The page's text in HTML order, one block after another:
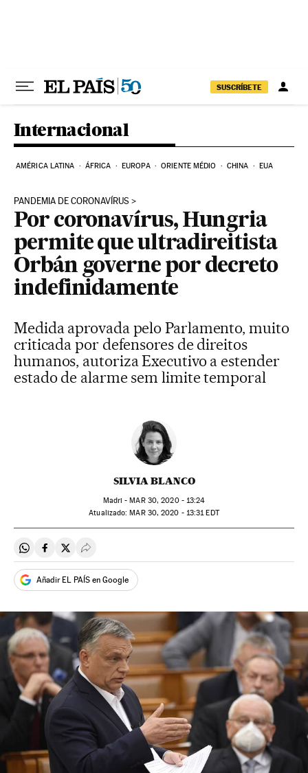
SUSCRÍBETE
Internacional
AMÉRICA LATINA ÁFRICA EUROPA ORIENTE MÉDIO CHINA EUA
PANDEMIA DE CORONAVÍRUS
Por coronavírus, Hungria
permite que ultradireitista
Orbán governe por decreto
indefinidamente
Medida aprovada pelo Parlamento, muito
criticada por defensores de direitos
humanos, autoriza Executivo a estender
estado de alarme sem limite temporal
SILVIA BLANCO
Madri -MAR30, 2020 - 13:24
atualizado: MAR30, 2020 - 13:31EDT
Compartir en Whatsapp
Compartir en Facebook
Compartir en Twitter
Desplegar Redes Sociales
Añadir EL PAÍS en Google